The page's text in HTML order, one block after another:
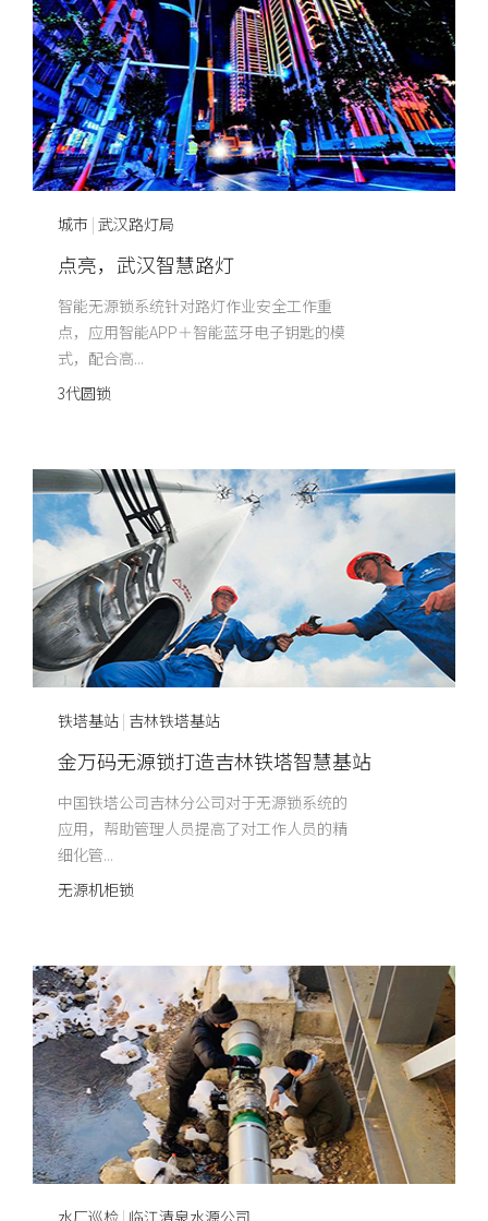
城市 | 武汉路灯局
点亮，武汉智慧路灯
智能无源锁系统针对路灯作业安全工作重
点，应用智能APP＋智能蓝牙电子钥匙的模
式，配合高...
3代圆锁
铁塔基站 | 吉林铁塔基站
金万码无源锁打造吉林铁塔智慧基站
中国铁塔公司吉林分公司对于无源锁系统的
应用，帮助管理人员提高了对工作人员的精
细化管...
无源机柜锁
水厂巡检 | 临江清泉水源公司